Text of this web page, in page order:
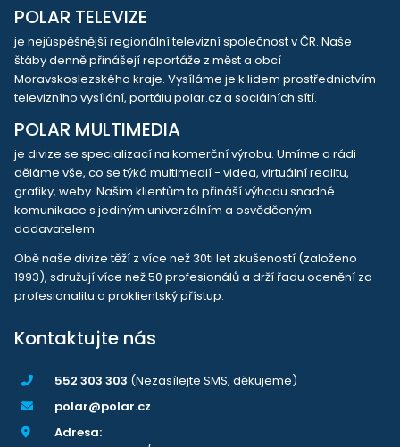
POLAR TELEVIZE
je nejúspěšnější regionální televizní společnost v ČR. Naše
štáby denně přinášejí reportáže z měst a obcí
Moravskoslezského kraje. Vysíláme je k lidem prostřednictvím
televizního vysílání, portálu polar.cz a sociálních sítí.
POLAR MULTIMEDIA
je divize se specializací na komerční výrobu. Umíme a rádi
děláme vše, co se týká multimedií - videa, virtuální realitu,
grafiky, weby. Našim klientům to přináší výhodu snadné
komunikace s jediným univerzálním a osvědčeným
dodavatelem.
Obě naše divize těží z více než 30ti let zkušeností (založeno
1993), sdružují více než 50 profesionálů a drží řadu ocenění za
profesionalitu a proklientský přístup.
Kontaktujte nás
552 303 303 (Nezasílejte SMS, děkujeme)
polar@polar.cz
Adresa: